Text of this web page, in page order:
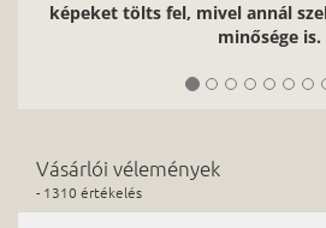
Vásárlói vélemények
- 1310 értékelés